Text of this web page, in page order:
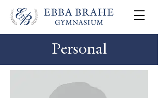
Personal